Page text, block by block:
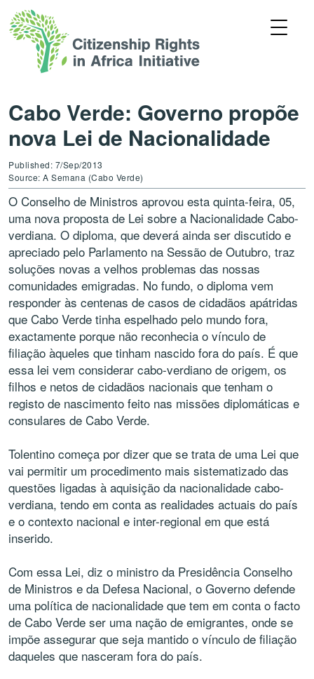
Cabo Verde: Governo propõe
nova Lei de Nacionalidade
Published: 7/Sep/2013
Source: A Semana (Cabo Verde)
O Conselho de Ministros aprovou esta quinta-feira, 05,
uma nova proposta de Lei sobre a Nacionalidade Cabo-
verdiana. O diploma, que deverá ainda ser discutido e
apreciado pelo Parlamento na Sessão de Outubro, traz
soluções novas a velhos problemas das nossas
comunidades emigradas. No fundo, o diploma vem
responder às centenas de casos de cidadãos apátridas
que Cabo Verde tinha espelhado pelo mundo fora,
exactamente porque não reconhecia o vínculo de
filiação àqueles que tinham nascido fora do país. É que
essa lei vem considerar cabo-verdiano de origem, os
filhos e netos de cidadãos nacionais que tenham o
registo de nascimento feito nas missões diplomáticas e
consulares de Cabo Verde.
Tolentino começa por dizer que se trata de uma Lei que
vai permitir um procedimento mais sistematizado das
questões ligadas à aquisição da nacionalidade cabo-
verdiana, tendo em conta as realidades actuais do país
e o contexto nacional e inter-regional em que está
inserido.
Com essa Lei, diz o ministro da Presidência Conselho
de Ministros e da Defesa Nacional, o Governo defende
uma política de nacionalidade que tem em conta o facto
de Cabo Verde ser uma nação de emigrantes, onde se
impõe assegurar que seja mantido o vínculo de filiação
daqueles que nasceram fora do país.